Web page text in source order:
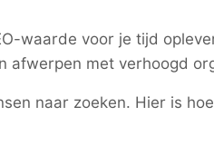
waarde voor je tijd
afwerpen met verhoogd
naar zoeken. Hier is